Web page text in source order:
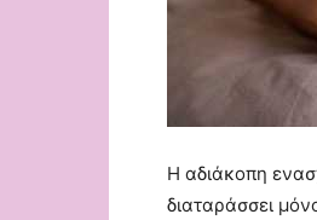
Η αδιάκοπη
διαταράσσει